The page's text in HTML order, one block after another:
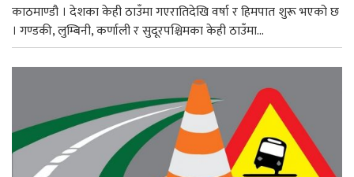
काठमाण्डौ । देशका केही ठाउँमा गएरातिदेखि वर्षा र हिमपात शुरू भएको छ
। गण्डकी, लुम्बिनी, कर्णाली र सुदूरपश्चिमका केही ठाउँमा...